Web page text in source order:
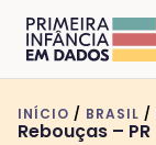
INÍCIO / BRASIL /
Rebouças – PR